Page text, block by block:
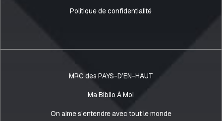
Politique de confidentialité
MRC des PAYS-D’EN-HAUT
Ma Biblio À Moi
On aime s’entendre avec tout le monde